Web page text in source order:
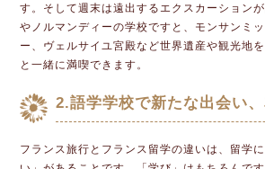
す。そして週末は遠出するエクスカーション
やノルマンディーの学校ですと、モンサンミ
ー、ヴェルサイユ宮殿など世界遺産や観光地
と一緒に満喫できます。
2.語学学校で新たな出会い
フランス旅行とフランス留学の違いは、留学